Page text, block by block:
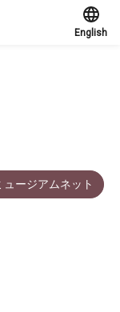
English
ージアムネット